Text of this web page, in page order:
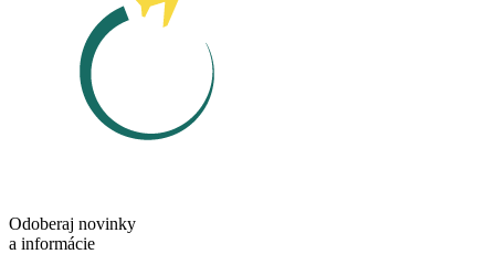
Odoberaj novinky
a informácie